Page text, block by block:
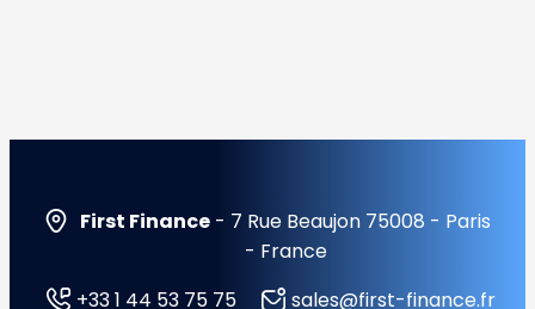
First Finance - 7 Rue Beaujon 75008 - Paris
- France
+33 1 44 53 75 75
sales@first-finance.fr